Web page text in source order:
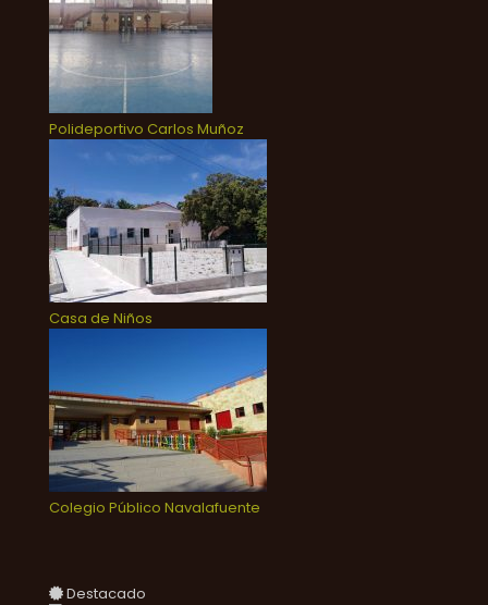
Polideportivo Carlos Muñoz
Casa de Niños
Colegio Público Navalafuente
Destacado